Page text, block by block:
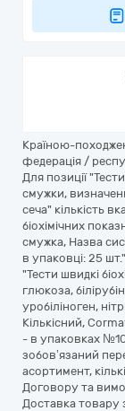
Країною-
федерація /
Для позиції
смужки,
сеча" кількість
біохімічних
смужка, Назва
в упаковці: 25
"Тести швидкі
глюкоза,
уробіліноген,
Кількісний,
- в упаковках
зобов’язаний
асортимент,
Договору та
Доставка товару